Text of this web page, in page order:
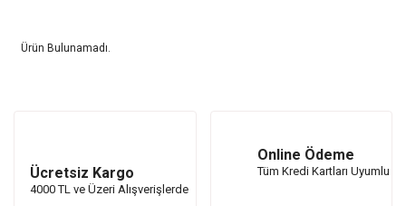
Ürün Bulunamadı.
Ücretsiz Kargo
4000 TL ve Üzeri Alışverişlerde
Online Ödeme
Tüm Kredi Kartları Uyumlu